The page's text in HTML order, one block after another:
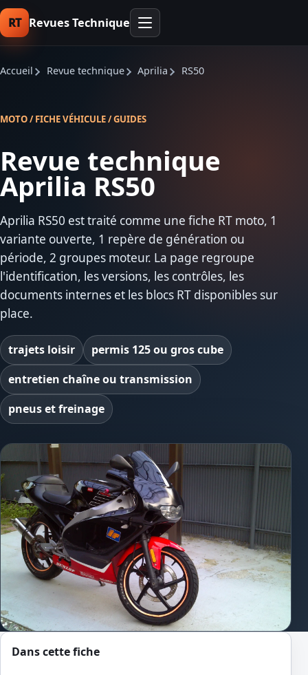
RT Revues Technique
Accueil Revue technique Aprilia RS50
MOTO / FICHE VÉHICULE / GUIDES
Revue technique
Aprilia RS50
Aprilia RS50 est traité comme une fiche RT moto, 1
variante ouverte, 1 repère de génération ou
période, 2 groupes moteur. La page regroupe
l'identification, les versions, les contrôles, les
documents internes et les blocs RT disponibles sur
place.
trajets loisir
permis 125 ou gros cube
entretien chaîne ou transmission
pneus et freinage
Dans cette fiche